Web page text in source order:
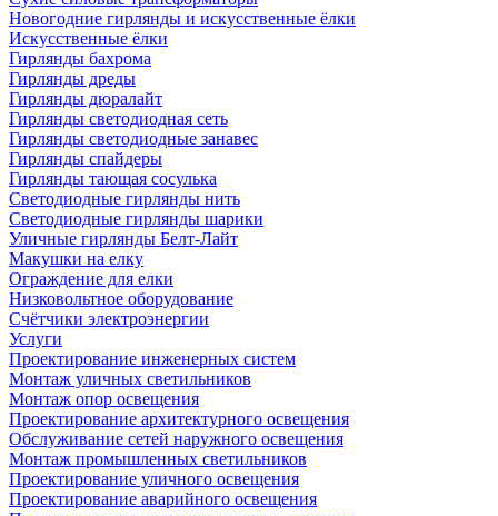
Новогодние гирлянды и искусственные ёлки
Искусственные ёлки
Гирлянды бахрома
Гирлянды дреды
Гирлянды дюралайт
Гирлянды светодиодная сеть
Гирлянды светодиодные занавес
Гирлянды спайдеры
Гирлянды тающая сосулька
Светодиодные гирлянды нить
Светодиодные гирлянды шарики
Уличные гирлянды Белт-Лайт
Макушки на елку
Ограждение для елки
Низковольтное оборудование
Счётчики электроэнергии
Услуги
Проектирование инженерных систем
Монтаж уличных светильников
Монтаж опор освещения
Проектирование архитектурного освещения
Обслуживание сетей наружного освещения
Монтаж промышленных светильников
Проектирование уличного освещения
Проектирование аварийного освещения